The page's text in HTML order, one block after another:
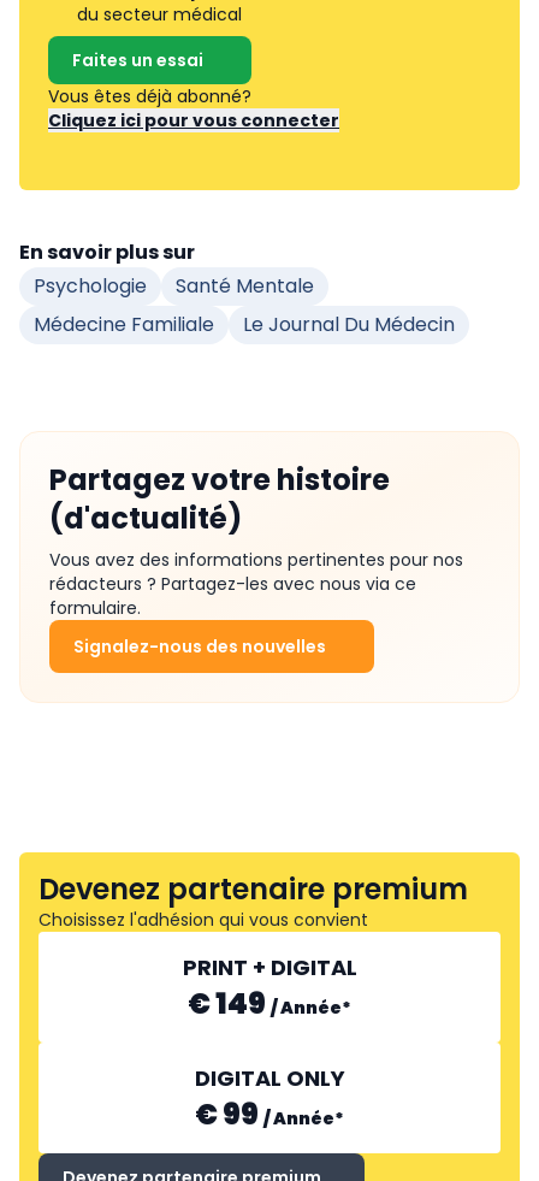
du secteur médical
Faites un essai
Vous êtes déjà abonné?
Cliquez ici pour vous connecter
En savoir plus sur
Psychologie
Santé Mentale
Médecine Familiale
Le Journal Du Médecin
Partagez votre histoire
(d'actualité)
Vous avez des informations pertinentes pour nos
rédacteurs ? Partagez-les avec nous via ce
formulaire.
Signalez-nous des nouvelles
Devenez partenaire premium
Choisissez l'adhésion qui vous convient
PRINT + DIGITAL
€ 149 /Année*
DIGITAL ONLY
€ 99 /Année*